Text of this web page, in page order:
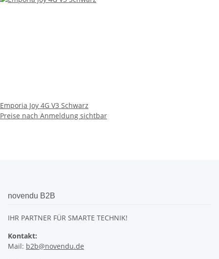
Emporia Joy 4G V3 Schwarz
Preise nach Anmeldung sichtbar
novendu B2B
IHR PARTNER FÜR SMARTE TECHNIK!
Kontakt:
Mail: b2b@novendu.de